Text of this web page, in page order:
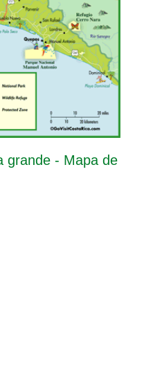
grande - Mapa de